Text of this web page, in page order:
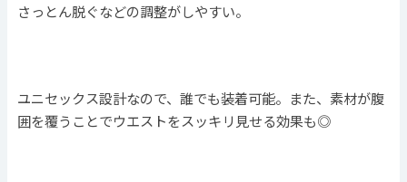
さっとん脱ぐなどの調整がしやすい。
ユニセックス設計なので、誰でも装着可能。また、素材が腹
囲を覆うことでウエストをスッキリ見せる効果も◎